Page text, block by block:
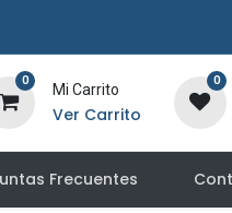
0
Mi Carrito
Ver Carrito
0
Frecuentes